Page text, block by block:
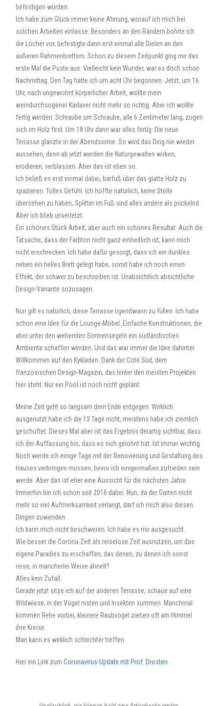
befestigen würden.
Ich habe zum Glück immer keine Ahnung, worauf ich mich bei
solchen Arbeiten einlasse. Besonders an den Rändern bohrte ich
die Löcher vor, befestigte dann erst einmal alle Dielen an den
äußeren Rahmenbrettern. Schon zu diesem Zeitpunkt ging mir das
erste Mal die Puste aus. Vielleicht kein Wunder, war es doch schon
Nachmittag. Den Tag hatte ich um acht Uhr begonnen. Jetzt, um 16
Uhr, nach ungewohnt körperlicher Arbeit, wollte mein
weindurchsogener Kadaver nicht mehr so richtig. Aber ich wollte
fertig werden. Schraube um Schraube, alle 6 Zentimeter lang, zogen
sich im Holz fest. Um 18 Uhr dann war alles fertig. Die neue
Terrasse glänzte in der Abendsonne. So wird das Ding nie wieder
aussehen, denn ab jetzt werden die Naturgewalten wirken,
erodieren, verblassen. Aber das ist eben so.
Ich beließ es erst einmal dabei, barfuß über das glatte Holz zu
spazieren. Tolles Gefühl. Ich hoffte natürlich, keine Stelle
übersehen zu haben, Splitter im Fuß sind alles andere als prickelnd.
Aber ich blieb unverletzt.
Ein schönes Stück Arbeit, aber auch ein schönes Resultat. Auch die
Tatsache, dass der Farbton nicht ganz einheitlich ist, kann mich
nicht erschrecken. Ich habe dafür gesorgt, dass ich ein dunkles
neben ein helles Brett gelegt habe, somit habe ich noch einen
Effekt, der schwer zu beschreiben ist. Unabsichtlich absichtliche
Design-Variante sozusagen.
Nun gilt es natürlich, diese Terrasse irgendwann zu füllen. Ich habe
schon eine Idee für die Lounge-Möbel. Einfache Konstruktionen, die
aber unter den wehenden Sonnensegeln ein südländisches
Ambiente schaffen werden. Und das war immer die Idee dahinter.
Willkommen auf den Kykladen. Dank der Coté Sûd, dem
französischen Design-Magazin, das hinter den meisten Projekten
hier steht. Nur ein Pool ist noch nicht geplant.
Meine Zeit geht so langsam dem Ende entgegen. Wirklich
ausgenutzt habe ich die 13 Tage nicht, meistens habe ich ziemlich
geschuftet. Dieses Mal aber ist das Ergebnis derartig sichtbar, dass
ich der Auffassung bin, dass es sich gelohnt hat. Ist immer wichtig.
Noch werde ich einige Tage mit der Renovierung und Gestaltung des
Hauses verbringen müssen, bevor ich einigermaßen zufrieden sein
werde. Aber das ist eher eine Aussicht für die nächsten Jahre.
Immerhin bin ich schon seit 2016 dabei. Nun, da der Garten nicht
mehr so viel Aufmerksamkeit verlangt, darf ich mich also diesen
Dingen zuwenden.
Ich kann mich nicht beschweren. Ich habe es mir ausgesucht.
Wie besser die Corona-Zeit als reiselose Zeit ausnutzen, um das
eigene Paradies zu erschaffen, das denen, zu denen ich sonst
reise, in mancherlei Weise ähnelt?
Alles kein Zufall.
Gerade jetzt sitze ich auf der anderen Terrasse, schaue auf eine
Wildwiese, in der Vögel nisten und Insekten summen. Manchmal
kommen Rehe vorbei, kleinere Raubvögel ziehen oft am Himmel
ihre Kreise.
Man kann es wirklich schlechter treffen.
Hier ein Link zumCoronavirus-Update mit Prof. Drosten.